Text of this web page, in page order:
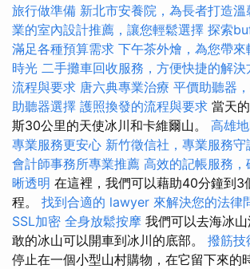
旅行做準備 新北市安養院，為長者打造
業的室內設計推薦，讓您輕鬆選擇 探索
滿足各種預算需求 下午茶外燴，為您帶
時光 二手攤車回收服務，方便快捷的解決
流程與要求 唐六典專業治療 平價助聽器
助聽器選擇 護照換發的流程與要求 當天
斯30公里的天使冰川和卡維爾山。 高雄
專業服務更安心 新竹徵信社，專業服務守
會計師事務所專業推薦 高效的記帳服務
晰透明 在這裡，我們可以藉助40分鐘到3
程。 找到合適的 lawyer 來解決您的法律
SSL加密 全身放鬆按摩 我們可以去海冰
敢的冰山可以開車到冰川的底部。 撥筋技
停止在一個小型山村購物，在它留下來的